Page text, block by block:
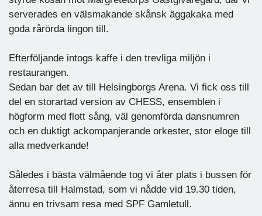
serverades en välsmakande skånsk äggakaka med
goda rårörda lingon till.
Efterföljande intogs kaffe i den trevliga miljön i
restaurangen.
Sedan bar det av till Helsingborgs Arena. Vi fick oss till
del en storartad version av CHESS, ensemblen i
högform med flott sång, väl genomförda dansnumren
och en duktigt ackompanjerande orkester, stor eloge till
alla medverkande!
Således i bästa välmående tog vi åter plats i bussen för
återresa till Halmstad, som vi nådde vid 19.30 tiden,
ännu en trivsam resa med SPF Gamletull.